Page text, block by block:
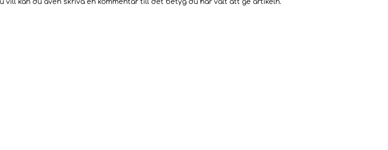
vill kan du även skriva en kommentar till det betyg du har valt att ge artikeln.